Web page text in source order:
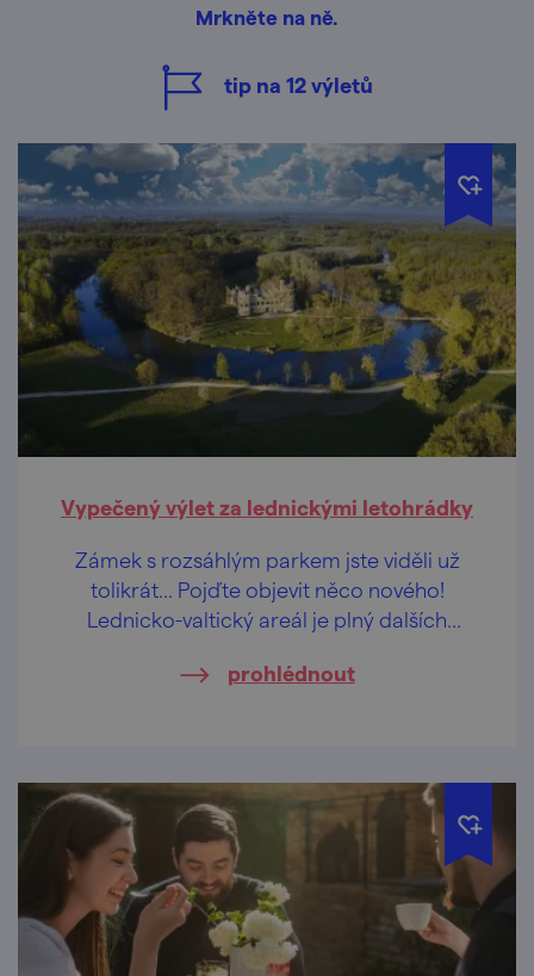
Mrkněte na ně.
tip na 12výletů
Vypečený výlet za lednickými letohrádky
Zámek s rozsáhlým parkem jste viděli už
tolikrát... Pojďte objevit něco nového!
Lednicko-valtický areál je plný dalších
Přidejte gastro zastavení, která vyjížďku
prohlédnout